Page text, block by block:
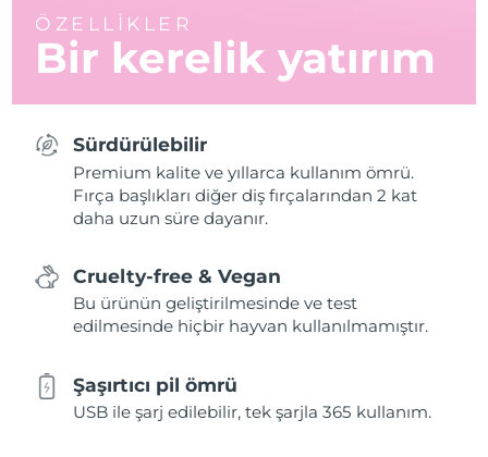
ÖZELLİKLER
Bir kerelik yatırım
Sürdürülebilir
Premium kalite ve yıllarca kullanım ömrü.
Fırça başlıkları diğer diş fırçalarından 2 kat
daha uzun süre dayanır.
Cruelty-free & Vegan
Bu ürünün geliştirilmesinde ve test
edilmesinde hiçbir hayvan kullanılmamıştır.
Şaşırtıcı pil ömrü
USB ile şarj edilebilir, tek şarjla 365 kullanım.